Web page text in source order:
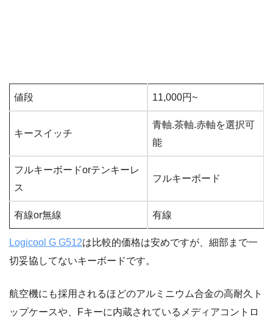
値段 11,000円~
キースイッチ
青軸.茶軸.赤軸を選択可
能
フルキーボードorテンキーレ
ス
フルキーボード
有線or無線 有線
Logicool G G512は比較的価格は安めですが、細部まで一
切妥協してないキーボードです。
航空機にも採用されるほどのアルミニウム合金の高耐久ト
ップケースや、Fキーに内蔵されているメディアコントロ